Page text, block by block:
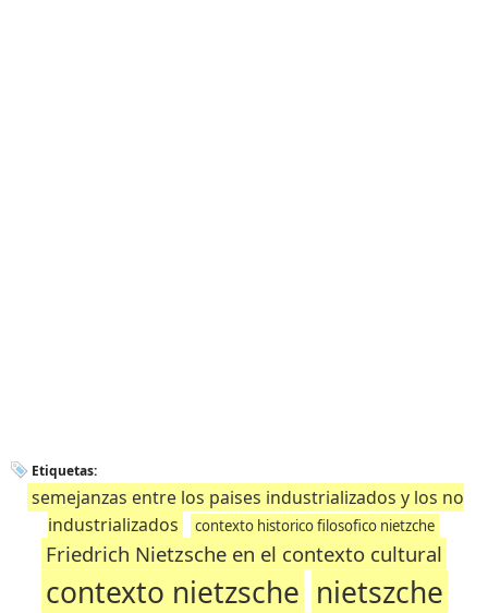
Etiquetas:
semejanzas entre los paises industrializados y los no
industrializados
contexto historico filosofico nietzche
Friedrich Nietzsche en el contexto cultural
contexto nietzsche nietszche